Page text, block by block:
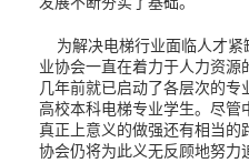
为解决电梯行业面临人才紧
业协会一直在着力于人力资源
几年前就已启动了各层次的
高校本科电梯专业学生。尽管
真正上意义的做强还有相当的
协会仍将为此义无反顾地努力